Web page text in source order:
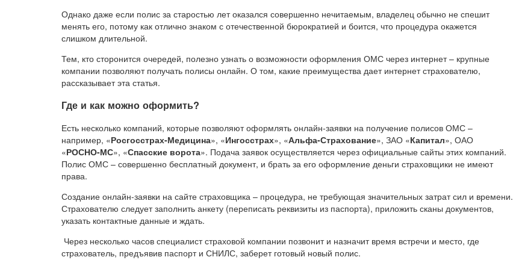
Однако даже если полис за старостью лет оказался совершенно нечитаемым, владелец обычно не спешит
менять его, потому как отлично знаком с отечественной бюрократией и боится, что процедура окажется
слишком длительной.
Тем, кто сторонится очередей, полезно узнать о возможности оформления ОМС через интернет – крупные
компании позволяют получать полисы онлайн. О том, какие преимущества дает интернет страхователю,
рассказывает эта статья.
Где и как можно оформить?
Есть несколько компаний, которые позволяют оформлять онлайн-заявки на получение полисов ОМС –
например, «Росгосстрах-Медицина», «Ингосстрах», «Альфа-Страхование», ЗАО «Капитал», ОАО
«РОСНО-МС», «Спасские ворота». Подача заявок осуществляется через официальные сайты этих компаний.
Полис ОМС – совершенно бесплатный документ, и брать за его оформление деньги страховщики не имеют
права.
Создание онлайн-заявки на сайте страховщика – процедура, не требующая значительных затрат сил и времени.
Страхователю следует заполнить анкету (переписать реквизиты из паспорта), приложить сканы документов,
указать контактные данные и ждать.
Через несколько часов специалист страховой компании позвонит и назначит время встречи и место, где
страхователь, предъявив паспорт и СНИЛС, заберет готовый новый полис.